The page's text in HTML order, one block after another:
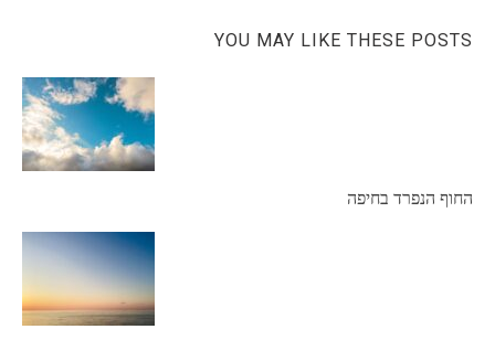
YOU MAY LIKE THESE POSTS
החוף הנפרד בחיפה